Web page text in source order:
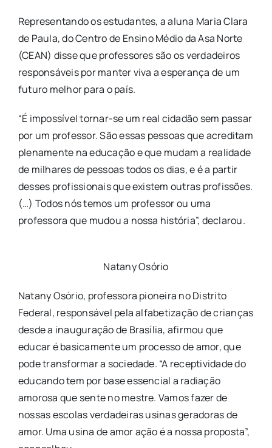
Representando os estudantes, a aluna Maria Clara
de Paula, do Centro de Ensino Médio da Asa Norte
(CEAN) disse que professores são os verdadeiros
responsáveis por manter viva a esperança de um
futuro melhor para o país.
“É impossível tornar-se um real cidadão sem passar
por um professor. São essas pessoas que acreditam
plenamente na educação e que mudam a realidade
de milhares de pessoas todos os dias, e é a partir
desses profissionais que existem outras profissões.
(…) Todos nós temos um professor ou uma
professora que mudou a nossa história”, declarou.
Natany Osório
Natany Osório, professora pioneira no Distrito
Federal, responsável pela alfabetização de crianças
desde a inauguração de Brasília, afirmou que
educar é basicamente um processo de amor, que
pode transformar a sociedade. “A receptividade do
educando tem por base essencial a radiação
amorosa que sente no mestre. Vamos fazer de
nossas escolas verdadeiras usinas geradoras de
amor. Uma usina de amor ação é a nossa proposta”,